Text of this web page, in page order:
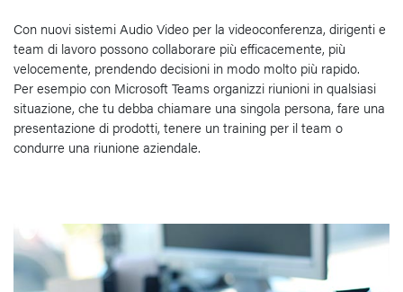
Con nuovi sistemi Audio Video per la videoconferenza, dirigenti e
team di lavoro possono collaborare più efficacemente, più
velocemente, prendendo decisioni in modo molto più rapido.
Per esempio con Microsoft Teams organizzi riunioni in qualsiasi
situazione, che tu debba chiamare una singola persona, fare una
presentazione di prodotti, tenere un training per il team o
condurre una riunione aziendale.